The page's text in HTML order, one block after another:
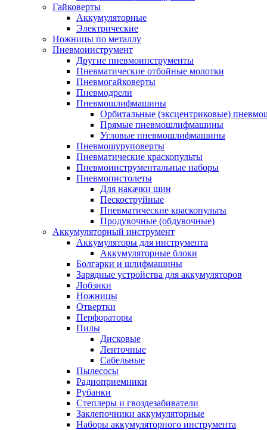
Гайковерты
Аккумуляторные
Электрические
Ножницы по металлу
Пневмоинструмент
Другие пневмоинструменты
Пневматические отбойные молотки
Пневмогайковерты
Пневмодрели
Пневмошлифмашины
Орбитальные (эксцентриковые)
Прямые пневмошлифмашины
Угловые пневмошлифмашины
Пневмошуруповерты
Пневматические краскопульты
Пневмоинструментальные наборы
Пневмопистолеты
Для накачки шин
Пескоструйные
Пневматические краскопульты
Продувочные (обдувочные)
Аккумуляторный инструмент
Аккумуляторы для инструмента
Аккумуляторные блоки
Болгарки и шлифмашины
Зарядные устройства для аккумуляторов
Лобзики
Ножницы
Отвертки
Перфораторы
Пилы
Дисковые
Ленточные
Сабельные
Пылесосы
Радиоприемники
Рубанки
Степлеры и гвоздезабиватели
Заклепочники аккумуляторные
Наборы аккумуляторного инструмента